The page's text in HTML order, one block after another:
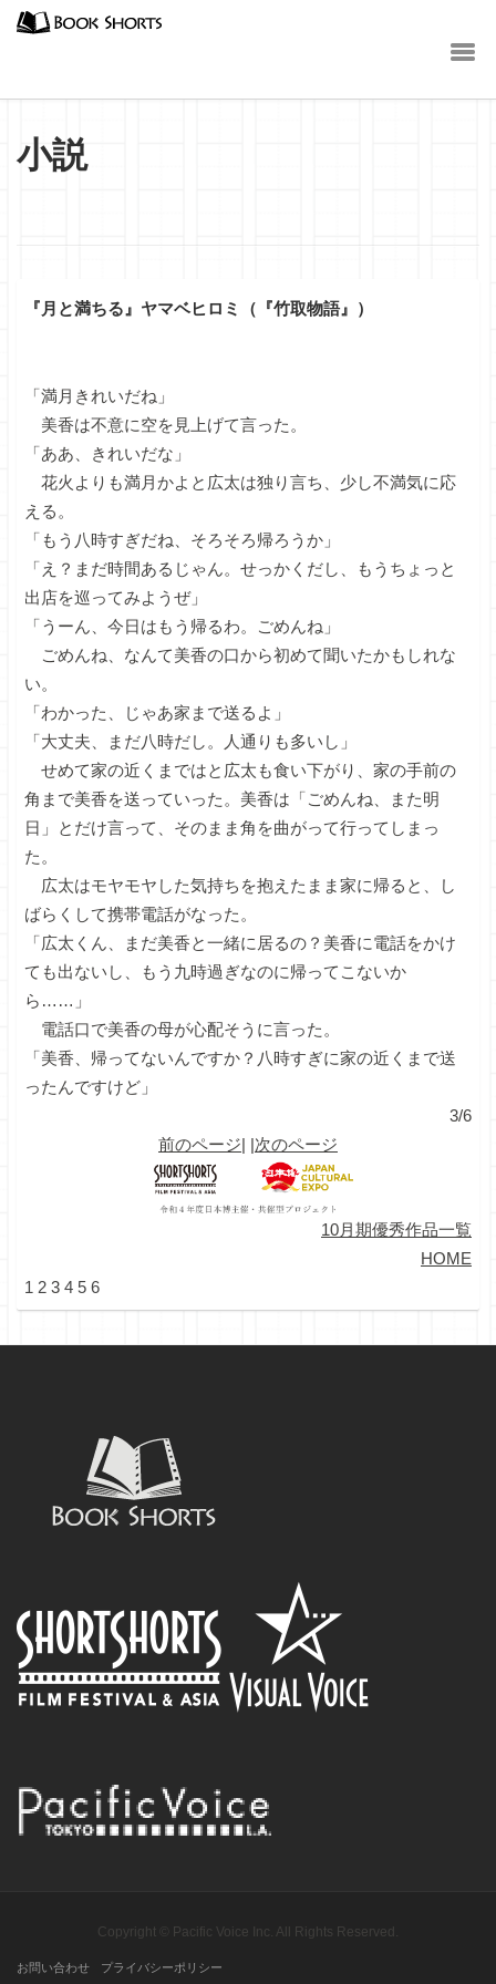
小説
『月と満ちる』ヤマベヒロミ（『竹取物語』）
「満月きれいだね」
美香は不意に空を見上げて言った。
「ああ、きれいだな」
花火よりも満月かよと広太は独り言ち、少し不満気に応
える。
「もう八時すぎだね、そろそろ帰ろうか」
「え？まだ時間あるじゃん。せっかくだし、もうちょっと
出店を巡ってみようぜ」
「うーん、今日はもう帰るわ。ごめんね」
ごめんね、なんて美香の口から初めて聞いたかもしれな
い。
「わかった、じゃあ家まで送るよ」
「大丈夫、まだ八時だし。人通りも多いし」
せめて家の近くまではと広太も食い下がり、家の手前の
角まで美香を送っていった。美香は「ごめんね、また明
日」とだけ言って、そのまま角を曲がって行ってしまっ
た。
広太はモヤモヤした気持ちを抱えたまま家に帰ると、し
ばらくして携帯電話がなった。
「広太くん、まだ美香と一緒に居るの？美香に電話をかけ
ても出ないし、もう九時過ぎなのに帰ってこないか
ら……」
電話口で美香の母が心配そうに言った。
「美香、帰ってないんですか？八時すぎに家の近くまで送
ったんですけど」
3/6
前のページ| |次のページ
10月期優秀作品一覧
HOME
1 2 3 4 5 6
Copyright © Pacific Voice Inc. All Rights Reserved.
お問い合わせ プライバシーポリシー